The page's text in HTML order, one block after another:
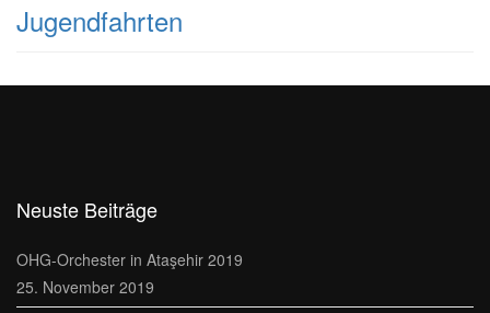
Jugendfahrten
Neuste Beiträge
OHG-Orchester in Ataşehir 2019
25. November 2019